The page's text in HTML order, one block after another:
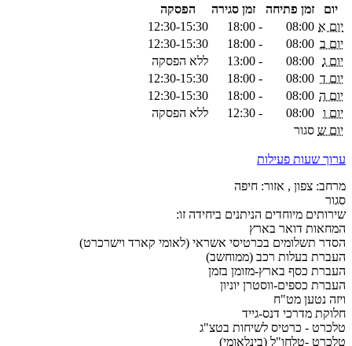
יום
זמן פתיחה זמן סגירה
הפסקה
יום א 08:00
-
18:00
12:30-15:30
יום ב 08:00
-
18:00
12:30-15:30
יום ג 08:00
-
13:00
ללא הפסקה
יום ד 08:00
-
18:00
12:30-15:30
יום ה 08:00
-
18:00
12:30-15:30
יום ו
08:00
-
12:30
ללא הפסקה
יום ש סגור
ערוך שעות פעילות
מרחב: צפון , אזור: חיפה
סגור
שירותים מיוחדים הניתנים ביחידה זו:
המחאות דואר בארץ
הסדר תשלומים בכרטיסי אשראי (לאומי קארד וישרכרט)
העברת בעלות רכב (ממוחשב)
העברת כסף בארץ-מזומן בזמן
העברת כספים-ווסטרן יוניון
ויזה נטען מט"ח
חלוקת מדרכי דנס-גייד
טלכרט - כרטיס לשיחות בטצ"ג
טלכרט -טלחו"ל (בינלאומי)